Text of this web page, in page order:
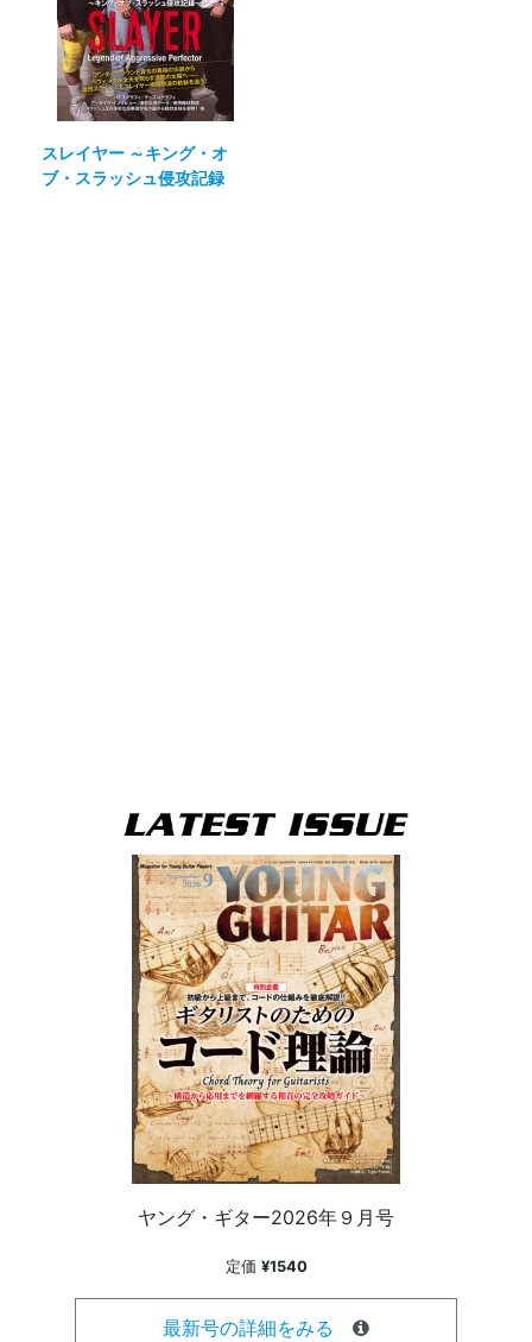
スレイヤー ～キング・オ
ブ・スラッシュ侵攻記録
ヤング・ギター2026年９月号
定価 ¥1540
最新号の詳細をみる